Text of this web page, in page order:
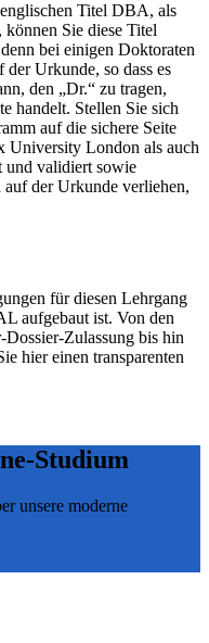
Titel DBA, als
Sie diese Titel
bei einigen Doktoraten
Urkunde, so dass es
den „Dr.“ zu tragen,
handelt. Stellen Sie sich
auf die sichere Seite
University London als auch
und validiert sowie
der Urkunde verliehen,
für diesen Lehrgang
aufgebaut ist. Von den
Dossier-Zulassung bis hin
hier einen transparenten
Studium
unsere moderne